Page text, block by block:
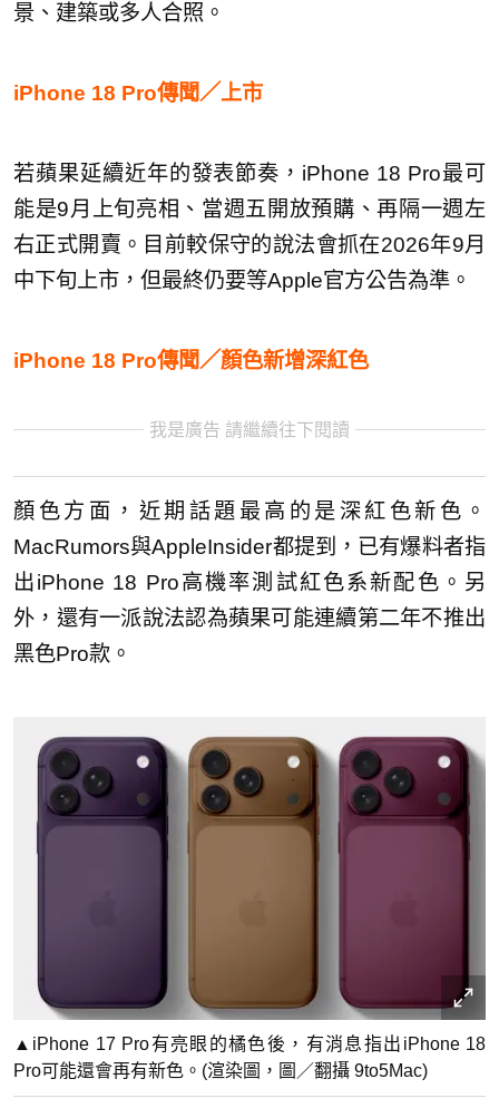
景、建築或多人合照。
iPhone 18 Pro傳聞／上市
若蘋果延續近年的發表節奏，iPhone 18 Pro最可
能是9月上旬亮相、當週五開放預購、再隔一週左
右正式開賣。目前較保守的說法會抓在2026年9月
中下旬上市，但最終仍要等Apple官方公告為準。
iPhone 18 Pro傳聞／顏色新增深紅色
我是廣告 請繼續往下閱讀
顏色方面，近期話題最高的是深紅色新色。
MacRumors與AppleInsider都提到，已有爆料者指
出iPhone 18 Pro高機率測試紅色系新配色。另
外，還有一派說法認為蘋果可能連續第二年不推出
黑色Pro款。
▲iPhone 17 Pro有亮眼的橘色後，有消息指出iPhone 18
Pro可能還會再有新色。(渲染圖，圖／翻攝 9to5Mac)